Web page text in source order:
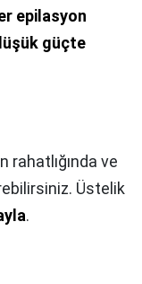
epilasyon
güçte
rahatlığında ve
Üstelik
.